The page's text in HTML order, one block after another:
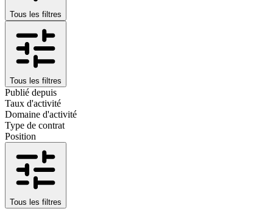
Tous les filtres
Tous les filtres
Publié depuis
Taux d'activité
Domaine d'activité
Type de contrat
Position
Tous les filtres